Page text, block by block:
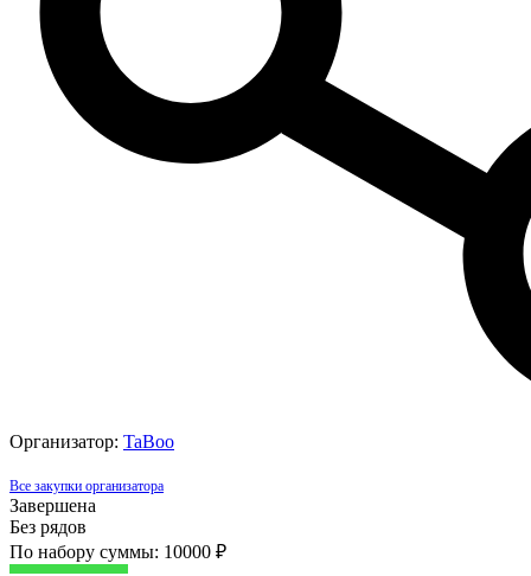
Организатор: TaBoo
Все закупки организатора
Завершена
Без рядов
По набору суммы: 10000 ₽